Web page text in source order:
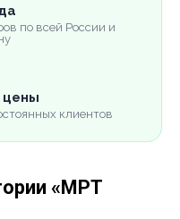
по всей России и
цены
клиентов
«МРТ